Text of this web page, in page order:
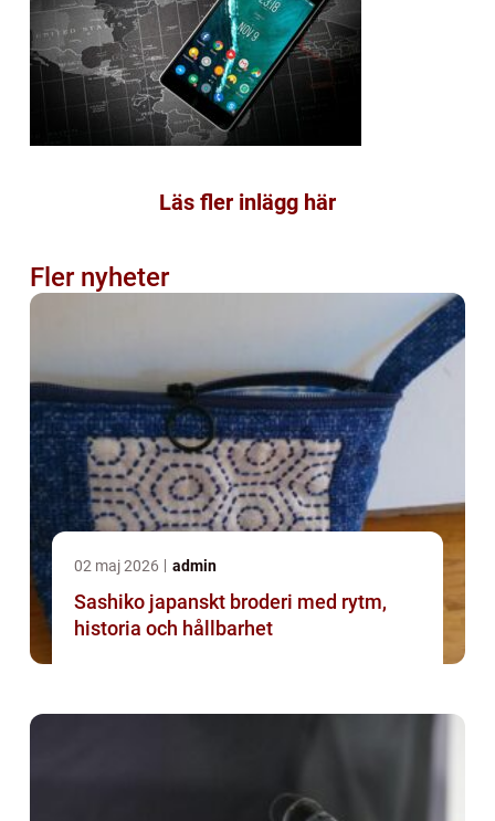
Läs fler inlägg här
Fler nyheter
02 maj 2026 admin
Sashiko japanskt broderi med rytm,
historia och hållbarhet